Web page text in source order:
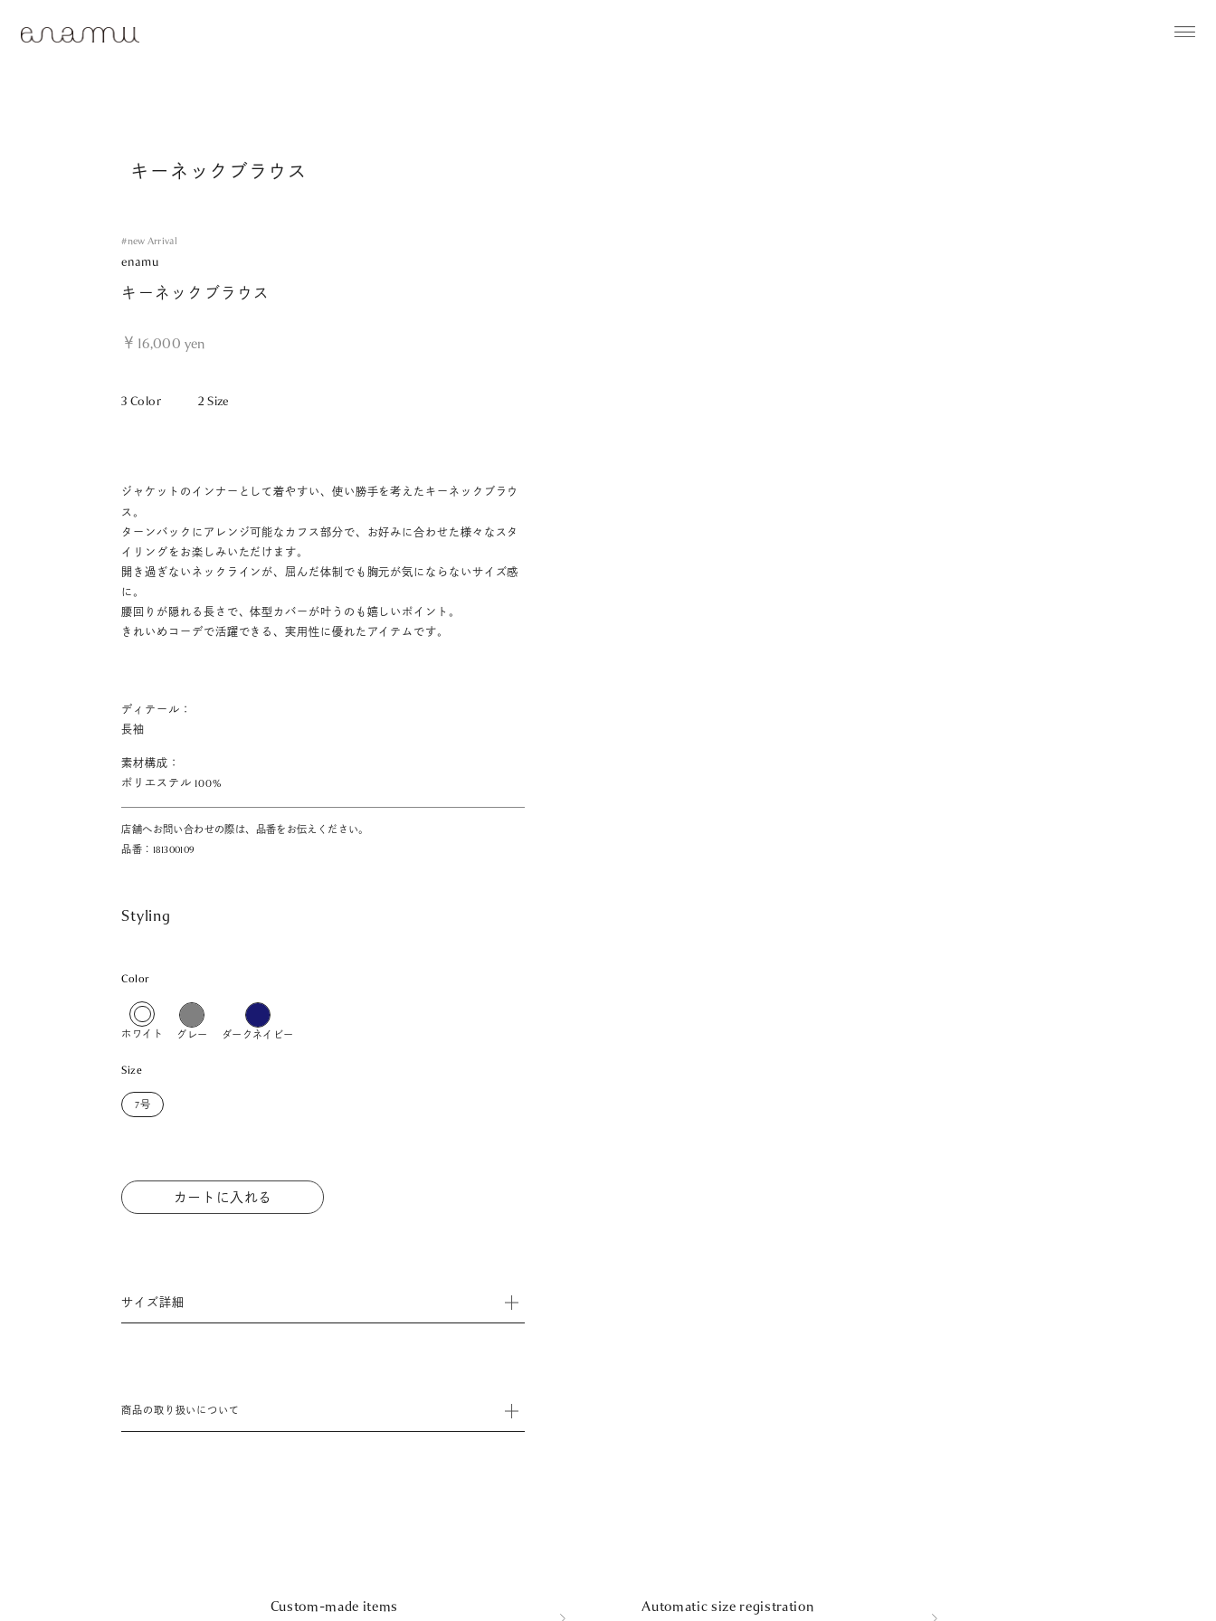
キーネックブラウス
#new Arrival
enamu
キーネックブラウス
￥16,000 yen
3 Color 2 Size
ジャケットのインナーとして着やすい、使い勝手を考えたキーネックブラウ
ス。
ターンバックにアレンジ可能なカフス部分で、お好みに合わせた様々なスタ
イリングをお楽しみいただけます。
開き過ぎないネックラインが、屈んだ体制でも胸元が気にならないサイズ感
に。
腰回りが隠れる長さで、体型カバーが叶うのも嬉しいポイント。
きれいめコーデで活躍できる、実用性に優れたアイテムです。
ディテール：
長袖
素材構成：
ポリエステル 100%
店舗へお問い合わせの際は、品番をお伝えください。
品番：181300109
Styling
Color
ホワイト グレー ダークネイビー
Size
7号
サイズ詳細
商品の取り扱いについて
Custom-made items Automatic size registration